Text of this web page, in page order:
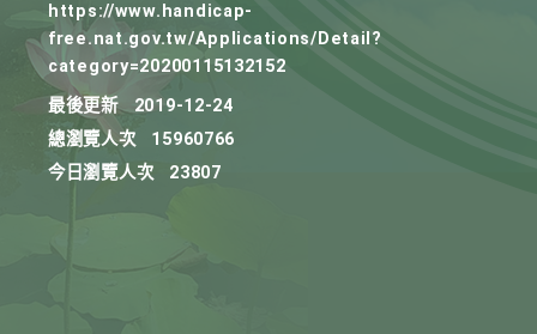
https://www.handicap-
free.nat.gov.tw/Applications/Detail?
category=20200115132152
最後更新
2019-12-24
總瀏覽人次
15960766
今日瀏覽人次
23807